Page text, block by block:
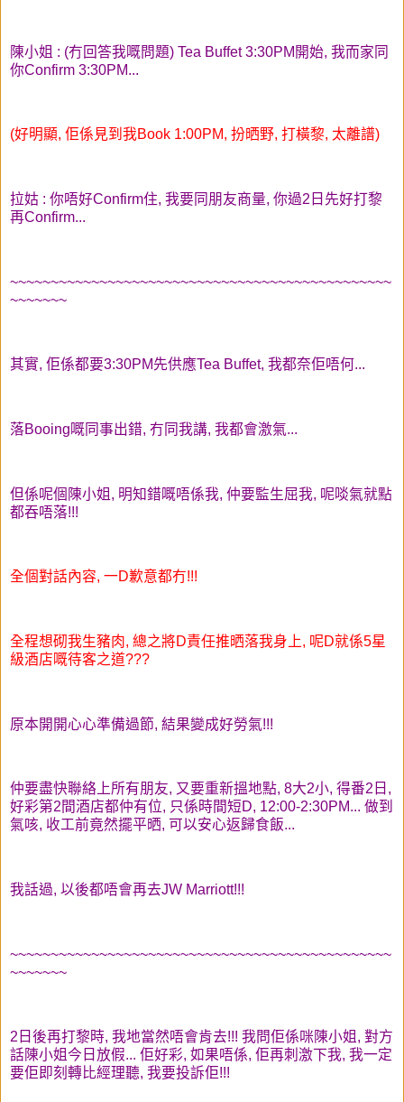
陳小姐 : (冇回答我嘅問題) Tea Buffet 3:30PM開始, 我而家同
你Confirm 3:30PM...
(好明顯, 佢係見到我Book 1:00PM, 扮晒野, 打橫黎, 太離譜)
拉姑 : 你唔好Confirm住, 我要同朋友商量, 你過2日先好打黎
再Confirm...
~~~~~~~~~~~~~~~~~~~~~~~~~~~~~~~~~~~~~~~~~~~~~~~
~~~~~~~
其實, 佢係都要3:30PM先供應Tea Buffet, 我都奈佢唔何...
落Booing嘅同事出錯, 冇同我講, 我都會激氣...
但係呢個陳小姐, 明知錯嘅唔係我, 仲要監生屈我, 呢啖氣就點
都吞唔落!!!
全個對話內容, 一D歉意都冇!!!
全程想砌我生豬肉, 總之將D責任推晒落我身上, 呢D就係5星
級酒店嘅待客之道???
原本開開心心準備過節, 結果變成好勞氣!!!
仲要盡快聯絡上所有朋友, 又要重新搵地點, 8大2小, 得番2日,
好彩第2間酒店都仲有位, 只係時間短D, 12:00-2:30PM... 做到
氣咳, 收工前竟然擺平晒, 可以安心返歸食飯...
我話過, 以後都唔會再去JW Marriott!!!
~~~~~~~~~~~~~~~~~~~~~~~~~~~~~~~~~~~~~~~~~~~~~~~
~~~~~~~
2日後再打黎時, 我地當然唔會肯去!!! 我問佢係咪陳小姐, 對方
話陳小姐今日放假... 佢好彩, 如果唔係, 佢再刺激下我, 我一定
要佢即刻轉比經理聽, 我要投訴佢!!!